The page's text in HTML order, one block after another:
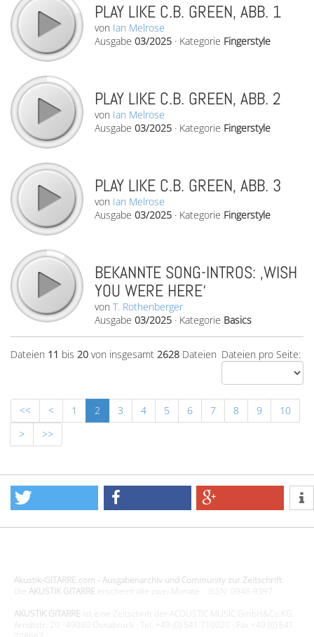
PLAY LIKE C.B. GREEN, ABB. 1
von Ian Melrose
Ausgabe 03/2025 · Kategorie Fingerstyle
PLAY LIKE C.B. GREEN, ABB. 2
von Ian Melrose
Ausgabe 03/2025 · Kategorie Fingerstyle
PLAY LIKE C.B. GREEN, ABB. 3
von Ian Melrose
Ausgabe 03/2025 · Kategorie Fingerstyle
BEKANNTE SONG-INTROS: ‚WISH
YOU WERE HERE‘
von T. Rothenberger
Ausgabe 03/2025 · Kategorie Basics
Dateien pro Seite:
Dateien 11 bis 20 von insgesamt 2628 Dateien
<< < 1 2 3 4 5 6 7 8 9
10
>
>>
Akustik-GITARRE.com - Ausgabenarchiv und Community zur Zeitschrift.
Die AKUSTIK GITARRE erscheint alle zwei Monate. · ISSN: 0946-9397
AKUSTIK GITARRE ist eine Zeitschrift der ACOUSTIC MUSIC GmbH&Co.KG
Arndtstr. 20 · 49080 Osnabrück · Tel. +49 (0) 541 710020 · Fax +49 (0) 541